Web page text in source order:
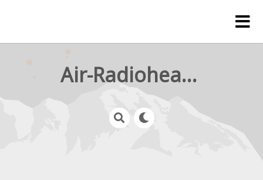
Air-Radiohead.com